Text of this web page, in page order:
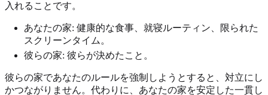
入れることです。
あなたの家: 健康的な食事、就寝ルーティン、限られた
スクリーンタイム。
彼らの家: 彼らが決めたこと。
彼らの家であなたのルールを強制しようとすると、対立にし
かつながりません。代わりに、あなたの家を安定した一貫し